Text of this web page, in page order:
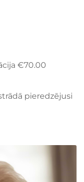
€70.00
pieredzējusi